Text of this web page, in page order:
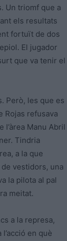
Un triomf que a
els resultats
fortuït de dos
El jugador
que va tenir el
Però, les que es
Rojas refusava
Manu Abril
Tindria
a la que
de vestidors, una
la pilota al pal
meitat.
a la represa,
en què